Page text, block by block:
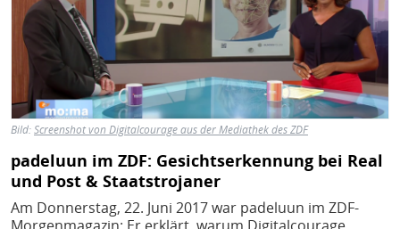
Bild:Screenshot von Digitalcourage aus der Mediathek des ZDF
padeluun im ZDF: Gesichtserkennung bei Real
und Post & Staatstrojaner
Am Donnerstag, 22. Juni 2017 war padeluun im ZDF-